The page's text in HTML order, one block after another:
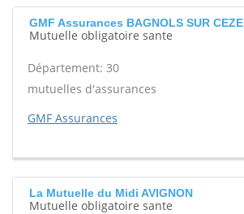
GMF Assurances BAGNOLS SUR CEZE
Mutuelle obligatoire sante
Département: 30
mutuelles d'assurances
GMF Assurances
La Mutuelle du Midi AVIGNON
Mutuelle obligatoire sante